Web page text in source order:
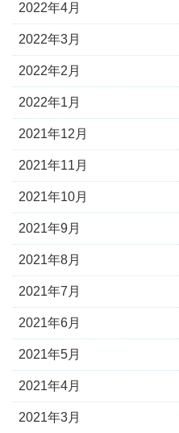
2022年4月
2022年3月
2022年2月
2022年1月
2021年12月
2021年11月
2021年10月
2021年9月
2021年8月
2021年7月
2021年6月
2021年5月
2021年4月
2021年3月